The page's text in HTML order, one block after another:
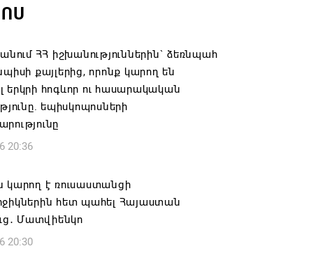
ՀՀ իշխանություններին` ձեռնպահ
քայլերից, որոնք կարող են
երկրի հոգևոր ու հասարակական
եպիսկոպոսների
20:36
կարող է ռուսաստանցի
հետ պահել Հայաստան
Մատվիենկո
20:30